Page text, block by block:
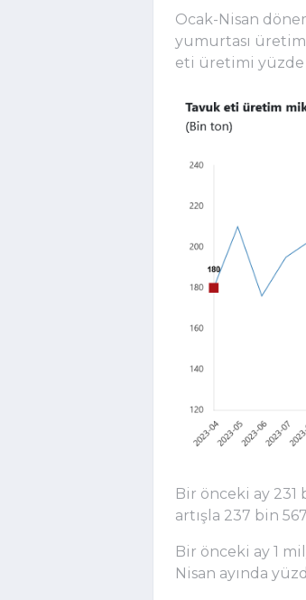
Ocak-Nisan
yumurtası
eti üretimi yüzde
Bir önceki ay
artışla 237 bin
Bir önceki ay 1
Nisan ayında